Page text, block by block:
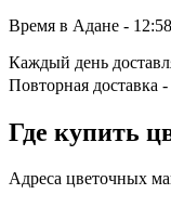
Время в Адане -
Каждый день
Повторная доставка
Где купить
Адреса цветочных